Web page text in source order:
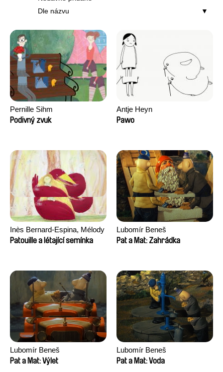
Dle názvu
Pernille Sihm
Podivný zvuk
Antje Heyn
Pawo
Inès Bernard-Espina, Mélody
Boulissière, Clémentine
Patouille a létající semínka
Lubomír Beneš
Pat a Mat: Zahrádka
Lubomír Beneš
Pat a Mat: Výlet
Lubomír Beneš
Pat a Mat: Voda